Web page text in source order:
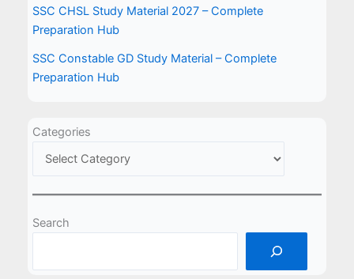
SSC CHSL Study Material 2027 – Complete
Preparation Hub
SSC Constable GD Study Material – Complete
Preparation Hub
Categories
Search